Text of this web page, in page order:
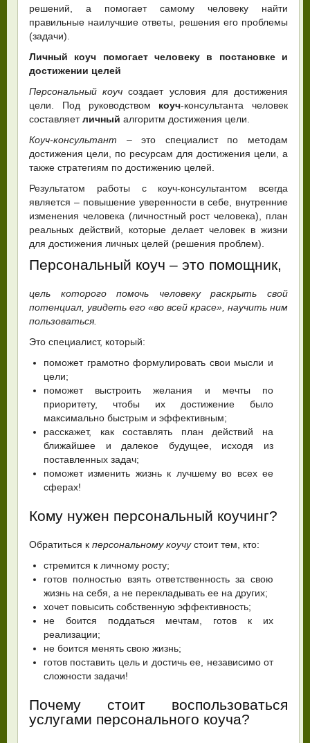
решений, а помогает самому человеку найти
правильные наилучшие ответы, решения его проблемы
(задачи).
Личный коуч помогает человеку в постановке и
достижении целей
Персональный коуч создает условия для достижения
цели. Под руководством коуч-консультанта человек
составляетличный алгоритм достижения цели.
Коуч-консультант – это специалист по методам
достижения цели, по ресурсам для достижения цели, а
также стратегиям по достижению целей.
Результатом работы с коуч-консультантом всегда
является – повышение уверенности в себе, внутренние
изменения человека (личностный рост человека), план
реальных действий, которые делает человек в жизни
для достижения личных целей (решения проблем).
Персональный коуч – это помощник,
цель которого помочь человеку раскрыть свой
потенциал, увидеть его «во всей красе», научить ним
пользоваться.
Это специалист, который:
поможет грамотно формулировать свои мысли и
цели;
поможет выстроить желания и мечты по
приоритету, чтобы их достижение было
максимально быстрым и эффективным;
расскажет, как составлять план действий на
ближайшее и далекое будущее, исходя из
поставленных задач;
поможет изменить жизнь к лучшему во всех ее
сферах!
Кому нужен персональный коучинг?
Обратиться к персональному коучустоит тем, кто:
стремится к личному росту;
готов полностью взять ответственность за свою
жизнь на себя, а не перекладывать ее на других;
хочет повысить собственную эффективность;
не боится поддаться мечтам, готов к их
реализации;
не боится менять свою жизнь;
готов поставить цель и достичь ее, независимо от
сложности задачи!
Почему стоит воспользоваться
услугами персонального коуча?